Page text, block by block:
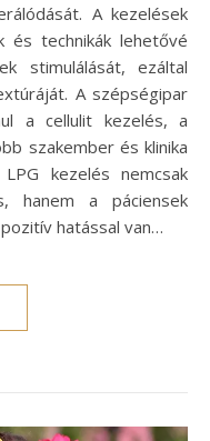
A kezelések
és technikák lehetővé
stimulálását, ezáltal
A szépségipar
a cellulit kezelés, a
szakember és klinika
kezelés nemcsak
hanem a páciensek
hatással van…